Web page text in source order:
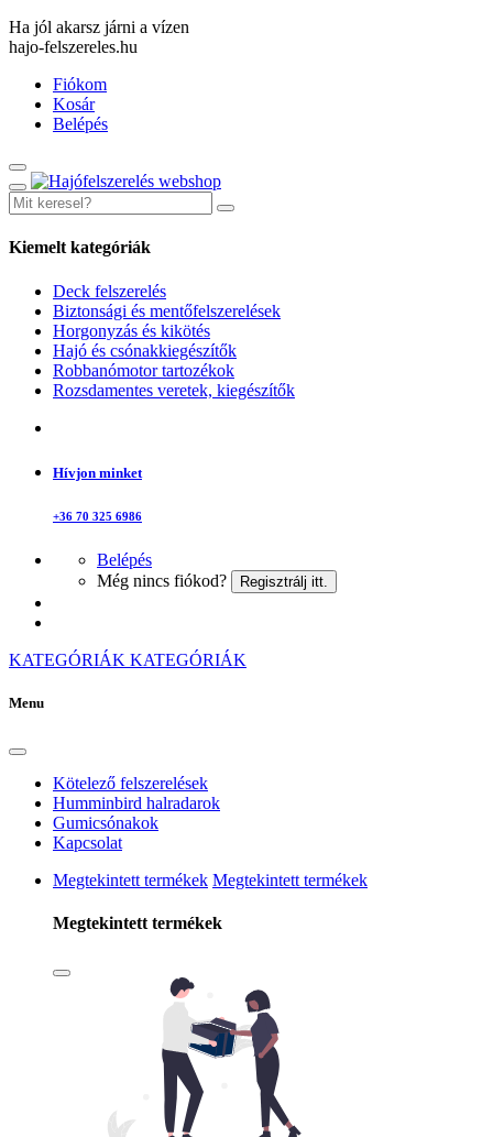
Ha jól akarsz járni a vízen
hajo-felszereles.hu
Fiókom
Kosár
Belépés
Kiemelt kategóriák
Deck felszerelés
Biztonsági és mentőfelszerelések
Horgonyzás és kikötés
Hajó és csónakkiegészítők
Robbanómotor tartozékok
Rozsdamentes veretek, kiegészítők
Hívjon minket
+36 70 325 6986
Belépés
Még nincs fiókod?
Regisztrálj itt.
KATEGÓRIÁK KATEGÓRIÁK
Menu
Kötelező felszerelések
Humminbird halradarok
Gumicsónakok
Kapcsolat
Megtekintett termékek Megtekintett termékek
Megtekintett termékek